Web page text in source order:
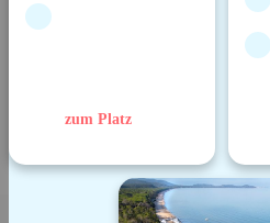
zum Platz